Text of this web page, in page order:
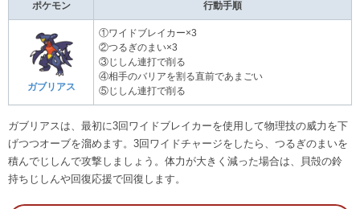
ポケモン 行動手順
ガブリアス
①ワイドブレイカー×3
②つるぎのまい×3
③じしん連打で削る
④相手のバリアを割る直前であまごい
⑤じしん連打で削る
ガブリアスは、最初に3回ワイドブレイカーを使用して物理技の威力を下
げつつオーブを溜めます。3回ワイドチャージをしたら、つるぎのまいを
積んでじしんで攻撃しましょう。体力が大きく減った場合は、貝殻の鈴
持ちじしんや回復応援で回復します。